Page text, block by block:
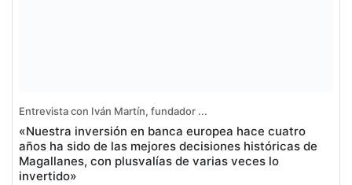
Entrevista con Iván Martín, fundador ...
«Nuestra inversión en banca europea hace cuatro
años ha sido de las mejores decisiones históricas de
Magallanes, con plusvalías de varias veces lo
invertido»